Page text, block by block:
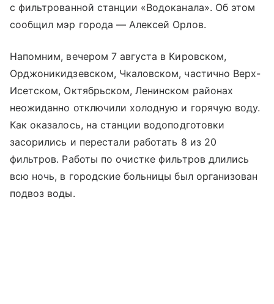
с фильтрованной станции «Водоканала». Об этом
сообщил мэр города — Алексей Орлов.
Напомним, вечером 7 августа в Кировском,
Орджоникидзевском, Чкаловском, частично Верх-
Исетском, Октябрьском, Ленинском районах
неожиданно отключили холодную и горячую воду.
Как оказалось, на станции водоподготовки
засорились и перестали работать 8 из 20
фильтров. Работы по очистке фильтров длились
всю ночь, в городские больницы был организован
подвоз воды.